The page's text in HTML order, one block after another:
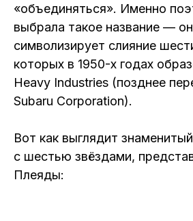
«объединяться». Именно
выбрала такое название —
символизирует слияние
которых в 1950-х годах
Heavy Industries (позднее
Subaru Corporation).
Вот как выглядит
с шестью звёздами,
Плеяды: